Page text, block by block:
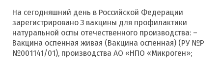
На сегодняшний день в Российской Федерации
зарегистрировано 3 вакцины для профилактики
натуральной оспы отечественного производства: –
Вакцина оспенная живая (Вакцина оспенная) (РУ №Р
№001141/01), производства АО «НПО «Микроген»;